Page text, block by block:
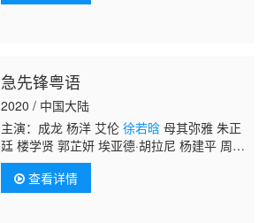
急先锋粤语
2020 / 中国大陆
主演：成龙 杨洋 艾伦 徐若晗母其弥雅 朱正
廷 楼学贤 郭芷妍 埃亚德·胡拉尼 杨建平 周
斌 王延龙 王驹 唐季礼
查看详情